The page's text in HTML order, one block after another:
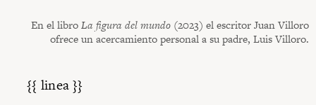
En el libroLa figura del mundo (2023) el escritor Juan Villoro
ofrece un acercamiento personal a su padre, Luis Villoro.
{{ linea }}